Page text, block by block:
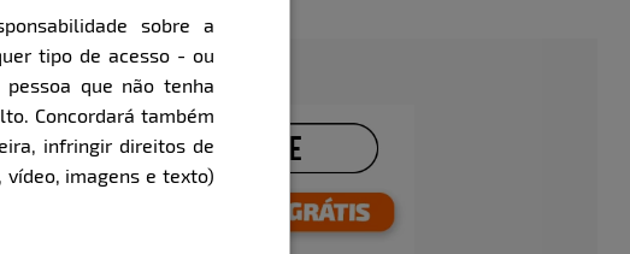
sobre a
tipo de acesso - ou
que não tenha
Concordará também
infringir direitos de
imagens e texto)